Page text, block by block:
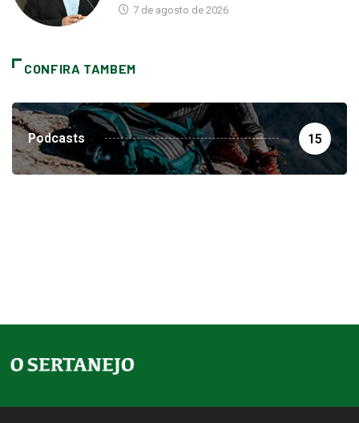
7 de agosto de 2026
CONFIRA TAMBEM
Podcasts 15